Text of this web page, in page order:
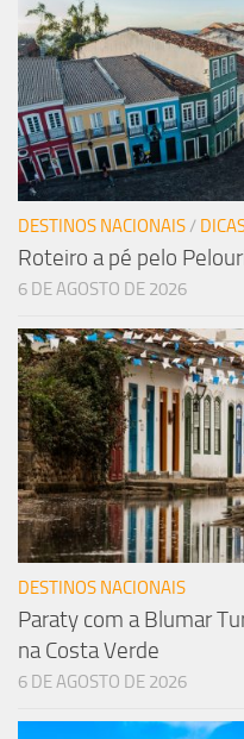
DESTINOS NACIONAIS/
Roteiro a pé pelo
6 DE AGOSTO DE 2026
DESTINOS NACIONAIS
Paraty com a Blumar
na Costa Verde
6 DE AGOSTO DE 2026